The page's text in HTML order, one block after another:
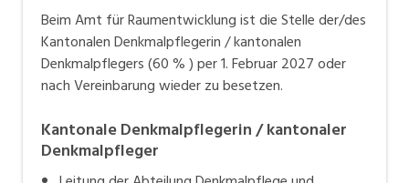
Verkauf, Handel, Kundenberatung,
Aussendienst
Beim Amt für Raumentwicklung ist die Stelle der/des
Kantonalen Denkmalpflegerin / kantonalen
Denkmalpflegers (60 % ) per 1. Februar 2027 oder
nach Vereinbarung wieder zu besetzen.
Kantonale Denkmalpflegerin / kantonaler
Denkmalpfleger